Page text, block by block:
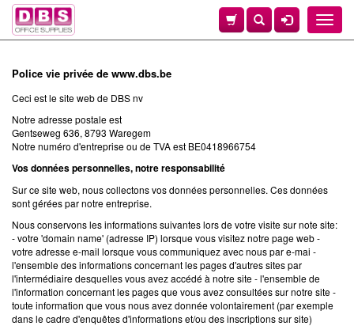
Toggle
Police vie privée de www.dbs.be
Ceci est le site web de DBS nv
Notre adresse postale est
Gentseweg 636, 8793 Waregem
Notre numéro d'entreprise ou de TVA est BE0418966754
Vos données personnelles, notre responsabilité
Sur ce site web, nous collectons vos données personnelles. Ces données
sont gérées par notre entreprise.
Nous conservons les informations suivantes lors de votre visite sur note site:
- votre 'domain name' (adresse IP) lorsque vous visitez notre page web -
votre adresse e-mail lorsque vous communiquez avec nous par e-mai -
l'ensemble des informations concernant les pages d'autres sites par
l'intermédiaire desquelles vous avez accédé à notre site - l'ensemble de
l'information concernant les pages que vous avez consultées sur notre site -
toute information que vous nous avez donnée volontairement (par exemple
dans le cadre d'enquêtes d'informations et/ou des inscriptions sur site)